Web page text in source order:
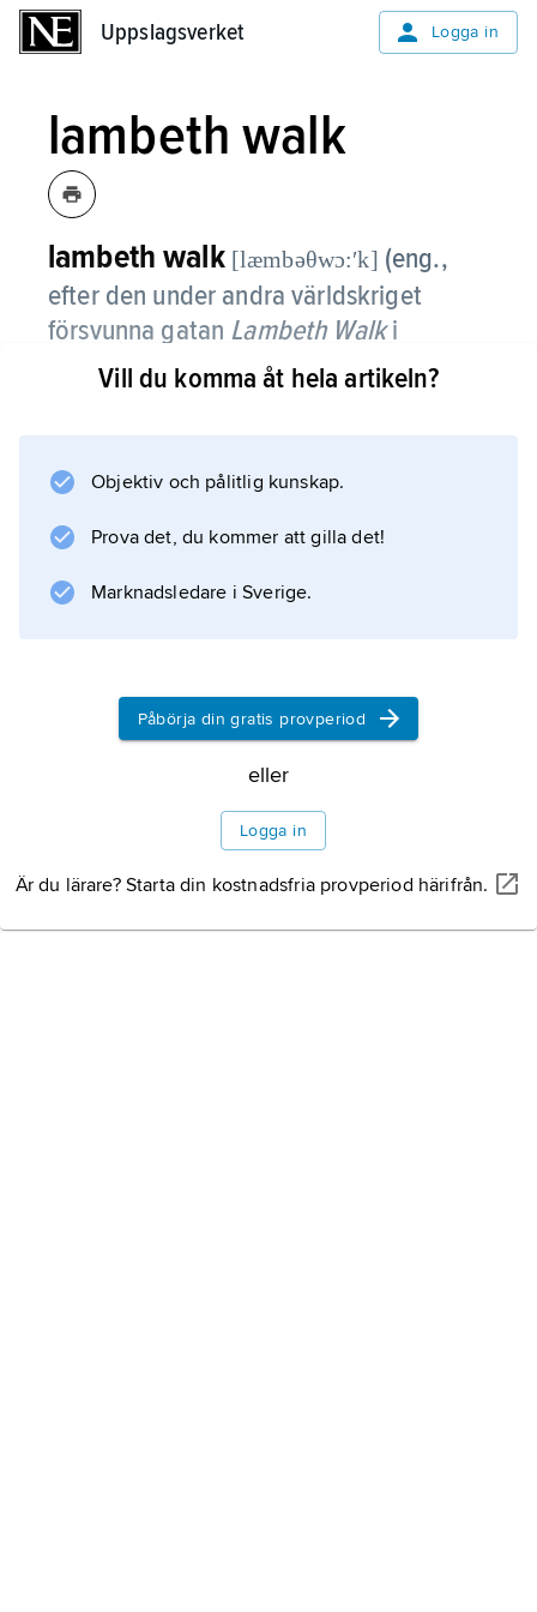
Uppslagsverket Logga in
lambeth walk
lambeth walk [læmbəθwɔ:ʹk] (eng.,
efter den under andra världskriget
försvunna gatan Lambeth Walki
Londonstadsdelen Lambeth), brittisk
Londonmusikalen ”Me and My Girl” 1937. Den
och blev snabbt populär. L. fick en renässans i
Nils Poppe-filmen ”Greven från gränden”
Information om artikeln
Vill du komma åt hela artikeln?
Objektiv och pålitlig kunskap.
Prova det, du kommer att gilla det!
Marknadsledare i Sverige.
Påbörja din gratis provperiod
eller
Logga in
Är du lärare? Starta din kostnadsfria provperiod härifrån.